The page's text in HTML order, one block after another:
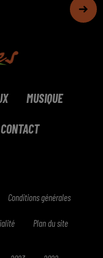
MUSIQUE
CONTACT
Conditions générales
Plan du site